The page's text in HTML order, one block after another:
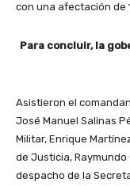
con una afectación de
Para concluir, la
Asistieron el
José Manuel Salinas
Militar, Enrique
de Justicia,
despacho de la